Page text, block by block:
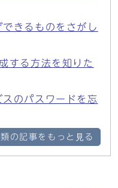
きるものをさがし
する方法を知りた
のパスワードを忘
の記事をもっと見る